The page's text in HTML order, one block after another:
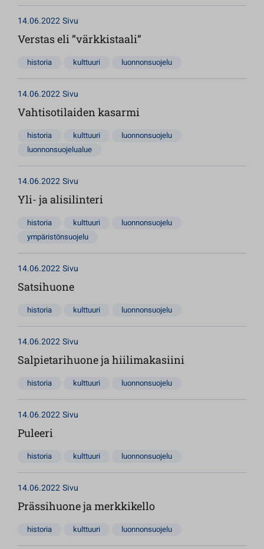
14.06.2022Sivu
Verstas eli ”värkkistaali”
historia kulttuuri luonnonsuojelu
14.06.2022Sivu
Vahtisotilaiden kasarmi
historia kulttuuri
luonnonsuojelu
luonnonsuojelualue
14.06.2022Sivu
Yli- ja alisilinteri
historia kulttuuri
luonnonsuojelu
ympäristönsuojelu
14.06.2022Sivu
Satsihuone
historia kulttuuri luonnonsuojelu
14.06.2022Sivu
Salpietarihuone ja hiilimakasiini
historia kulttuuri luonnonsuojelu
14.06.2022Sivu
Puleeri
historia kulttuuri luonnonsuojelu
14.06.2022Sivu
Prässihuone ja merkkikello
historia kulttuuri luonnonsuojelu